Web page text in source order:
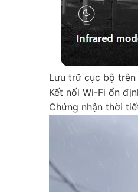
Lưu trữ cục bộ trên
Kết nối Wi-Fi ổn
Chứng nhận thời